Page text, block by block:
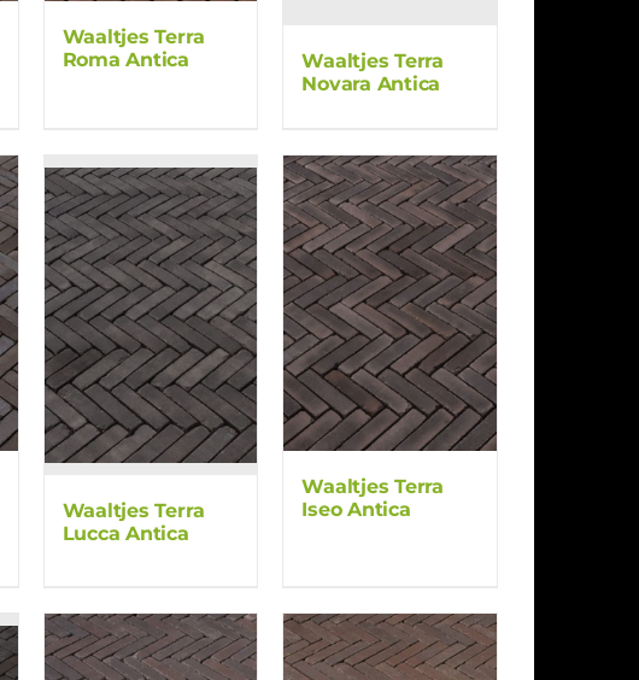
Waaltjes Terra
Roma Antica
Waaltjes Terra
Novara Antica
Waaltjes Terra
Lucca Antica
Waaltjes Terra
Iseo Antica